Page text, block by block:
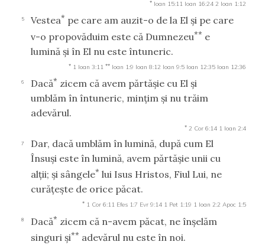
* Ioan 15:11 Ioan 16:24 2 Ioan 1:12
5 Vestea* pe care am auzit-o de la El şi pe care
v-o propovăduim este că Dumnezeu** e
lumină şi în El nu este întuneric.
* 1 Ioan 3:11 ** Ioan 1:9 Ioan 8:12 Ioan 9:5 Ioan 12:35 Ioan 12:36
6 Dacă* zicem că avem părtăşie cu El şi
umblăm în întuneric, minţim şi nu trăim
adevărul.
* 2 Cor 6:14 1 Ioan 2:4
7
Dar, dacă umblăm în lumină, după cum El
Însuşi este în lumină, avem părtăşie unii cu
alţii; şi sângele* lui Isus Hristos, Fiul Lui, ne
curăţeşte de orice păcat.
* 1 Cor 6:11 Efes 1:7 Evr 9:14 1 Pet 1:19 1 Ioan 2:2 Apoc 1:5
8 Dacă* zicem că n-avem păcat, ne înşelăm
singuri şi** adevărul nu este în noi.